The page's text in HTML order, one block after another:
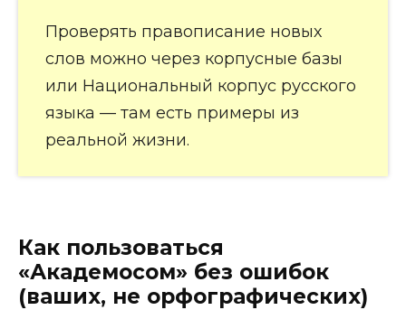
Проверять правописание новых
слов можно через корпусные базы
или Национальный корпус русского
языка — там есть примеры из
реальной жизни.
Как пользоваться
«Академосом» без ошибок
(ваших, не орфографических)